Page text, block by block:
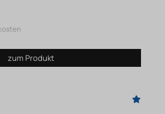
zum Produkt